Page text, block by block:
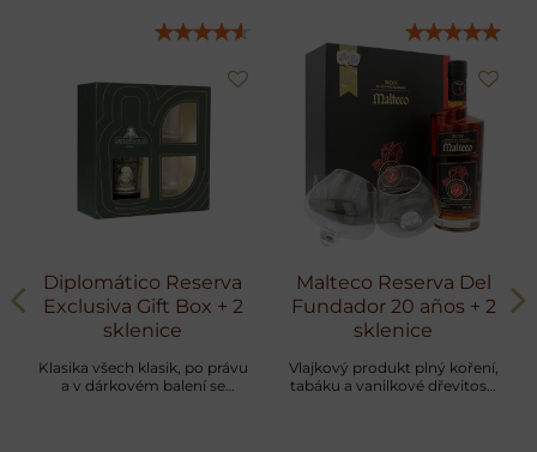
Diplomático Reserva
Exclusiva Gift Box + 2
sklenice
Klasika všech klasik, po právu
a v dárkovém balení se
Malteco Reserva Del
Fundador 20 años + 2
sklenice
Vlajkový produkt plný koření,
tabáku a vanilkové dřevitosti